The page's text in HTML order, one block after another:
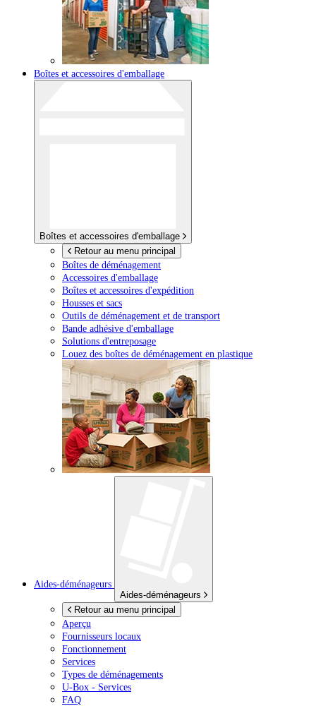
Boîtes et accessoires d'emballage
Boîtes et accessoires d'emballage
Retour au menu principal
Boîtes de déménagement
Accessoires d'emballage
Boîtes et accessoires d'expédition
Housses et sacs
Outils de déménagement et de transport
Bande adhésive d'emballage
Solutions d'entreposage
Louez des boîtes de déménagement en plastique
Aides-déménageurs
Aides-déménageurs
Retour au menu principal
Aperçu
Fournisseurs locaux
Fonctionnement
Services
Types de déménagements
U-Box - Services
FAQ